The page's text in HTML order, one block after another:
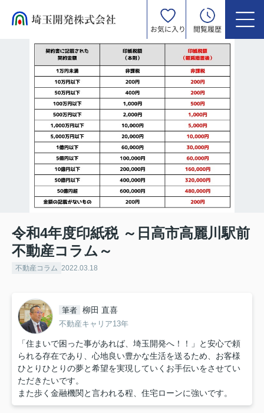
お気に入り 閲覧履歴
令和4年度印紙税 ～日高市高麗川駅前
不動産コラム～
不動産コラム 2022.03.18
筆者 柳田 直喜
不動産キャリア13年
「住まいで困った事があれば、埼玉開発へ！！」と安心で頼
られる存在であり、心地良い豊かな生活を送るため、お客様
ひとりひとりの夢と希望を実現していくお手伝いをさせてい
ただきたいです。
また歩く金融機関と言われる程、住宅ローンに強いです。